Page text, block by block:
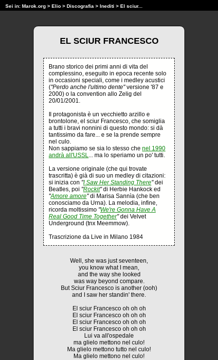
Sei in: Marok.org > Elio > Discografia > Inediti > El sciur...
EL SCIUR FRANCESCO
Brano storico dei primi anni di vita del
complessino, eseguito in epoca recente solo
in occasioni speciali, come i medley acustici
("Perdo anche l'ultimo dente"versione '87 e
2000) o la convention allo Zelig del
20/01/2001.
Il protagonista è un vecchietto arzillo e
brontolone, el sciur Francesco, che somiglia
a tutti i bravi nonnini di questo mondo: si dà
tantissimo da fare... e se la prende sempre
nel culo.
Non sappiamo se sia lo stesso che nel 1990
andrà all'USSL... ma lo speriamo un po' tutti.
La versione originale (che qui trovate
trascritta) è già di suo un medley di citazioni:
si inizia con "I Saw Her Standing There"dei
Beatles, poi "Rockit"di Herbie Hankock ed
"Amore amore"di Marisa Sannìa (che ben
conosciamo da Urna). La melodia, infine,
ricorda moltissimo "We're Gonna Have A
Real Good Time Together"dei Velvet
Underground (tnx Meemmow).
Trascrizione da Live in Milano 1984
Well, she was just seventeen,
you know what I mean,
and the way she looked
was way beyond compare.
But Sciur Francesco is another (ooh)
and I saw her standin' there.
El sciur Francesco oh oh oh
El sciur Francesco oh oh oh
El sciur Francesco oh oh oh
El sciur Francesco oh oh oh
Lui va all'ospedale
ma glielo mettono nel culo!
Ma glielo mettono tutto nel culo!
Ma glielo mettono nel culo!